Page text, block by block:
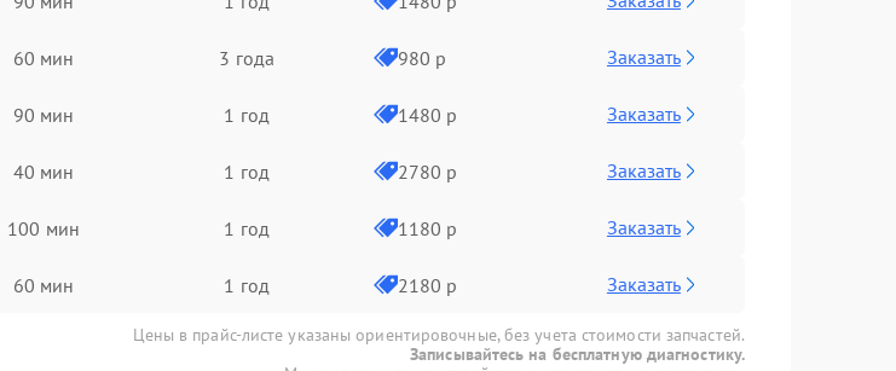
60 мин 3 года 980 р Заказать
90 мин 1 год 1480 р Заказать
40 мин 1 год 2780 р Заказать
100 мин 1 год 1180 р Заказать
60 мин 1 год 2180 р Заказать
Цены в прайс-листе указаны ориентировочные, без учета стоимости запчастей.
Записывайтесь на бесплатную диагностику.